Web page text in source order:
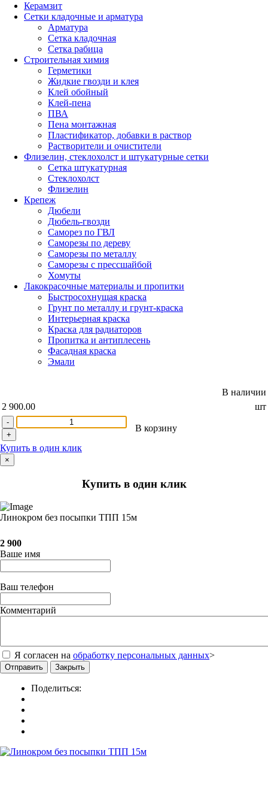
Керамзит
Сетки кладочные и арматура
Арматура
Сетка кладочная
Сетка рабица
Строительная химия
Герметики
Жидкие гвозди и клея
Клей обойный
Клей-пена
ПВА
Пена монтажная
Пластификатор, добавки в раствор
Растворители и очистители
Флизелин, стеклохолст и штукатурные сетки
Сетка штукатурная
Стеклохолст
Флизелин
Крепеж
Дюбели
Дюбель-гвозди
Саморез по ГВЛ
Саморезы по дереву
Саморезы по металлу
Саморезы с прессшайбой
Хомуты
Лакокрасочные материалы и пропитки
Быстросохнущая краска
Грунт по металлу и грунт-краска
Интерьерная краска
Краска для радиаторов
Пропитка и антиплесень
Фасадная краска
Эмали
В наличии
2 900.00
шт
-
+
В корзину
Купить в один клик
×
Купить в один клик
Линокром без посыпки ТПП 15м
2 900
Ваше имя
Ваш телефон
Комментарий
Я согласен на обработку персональных данных>
Отправить Закрыть
Поделиться: